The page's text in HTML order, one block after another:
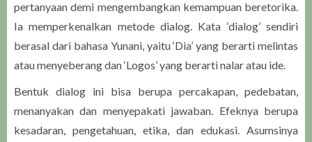
pertanyaan demi mengembangkan kemampuan beretorika.
Ia memperkenalkan metode dialog. Kata ‘dialog’ sendiri
berasal dari bahasa Yunani, yaitu ‘Dia’ yang berarti melintas
atau menyeberang dan ‘Logos’ yang berarti nalar atau ide.
Bentuk dialog ini bisa berupa percakapan, pedebatan,
menanyakan dan menyepakati jawaban. Efeknya berupa
kesadaran, pengetahuan, etika, dan edukasi. Asumsinya